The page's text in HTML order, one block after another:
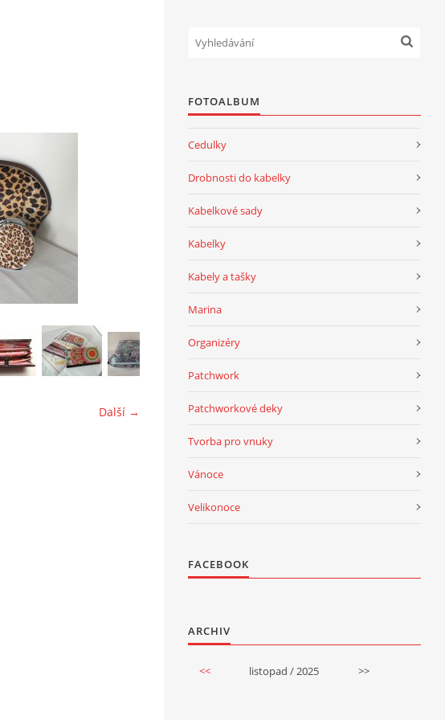
Další →
FOTOALBUM
Cedulky
Drobnosti do kabelky
Kabelkové sady
Kabelky
Kabely a tašky
Marina
Organizéry
Patchwork
Patchworkové deky
Tvorba pro vnuky
Vánoce
Velikonoce
FACEBOOK
ARCHIV
<< listopad / 2025 >>